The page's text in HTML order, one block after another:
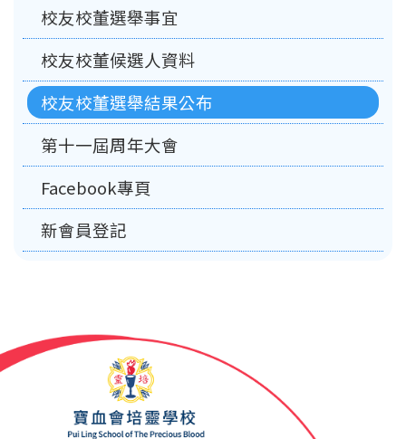
校友校董選舉事宜
校友校董候選人資料
校友校董選舉結果公布
第十一屆周年大會
Facebook專頁
新會員登記